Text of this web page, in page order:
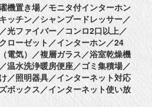
機置き場／モニタ付インターホン
ッチン／シャンプードレッサー／
光ファイバー／コンロ2口以上／
ローゼット／インターホン／24
電気）／複層ガラス／浴室乾燥機
温水洗浄暖房便座／ゴミ集積場／
／照明器具／インターネット対応
ボックス／インターネット使い放